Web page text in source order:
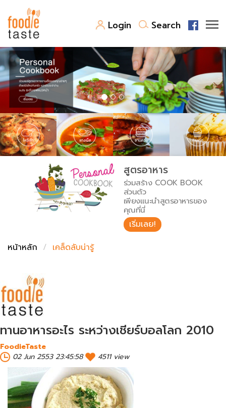
Login Search
สูตรอาหาร
สูตรอาหารล่าสุด
Top Foodie
พาไปชิม
สารพันก้นครัว
เคล็ดลับน่ารู้
เปรียบเทียบหน่วยการตวง
เปรียบเทียบอุณหภูมิ
เปรียบเทียบน้ำหนักวัตถุดิบ
FoodPedia
สร้าง Cookbook
สูตรอาหาร
ร่วมสร้าง COOK BOOK
ส่วนตัว
เพียงแนะนำสูตรอาหารของ
คุณที่นี่
เริ่มเลย!
หน้าหลัก
เคล็ดลับน่ารู้
ทานอาหารอะไร ระหว่างเชียร์บอลโลก 2010
FoodieTaste
02 Jun 2553 23:45:58
4511 view